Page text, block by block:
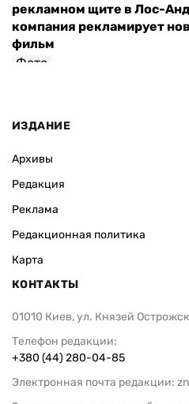
рекламном щите в Лос-
компания рекламирует
фильм
Фото
ИЗДАНИЕ
Архивы
Редакция
Реклама
Редакционная политика
Карта
КОНТАКТЫ
01010 Киев, ул. Князей
Телефон редакции:
+380 (44) 280-04-85
Электронная почта редакции: